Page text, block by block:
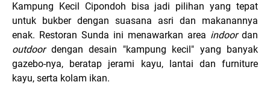
Kampung Kecil Cipondoh bisa jadi pilihan yang tepat
untuk bukber dengan suasana asri dan makanannya
enak. Restoran Sunda ini menawarkan area indoordan
outdoordengan desain "kampung kecil" yang banyak
gazebo-nya, beratap jerami kayu, lantai dan furniture
kayu, serta kolam ikan.